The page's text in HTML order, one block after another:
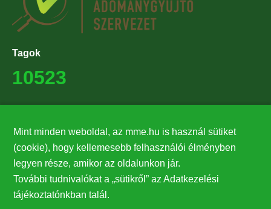
Tagok
10523
27224
Hírlevél feliratkozás
Értesüljön elsőként legfrissebb híreinkről, eseményeinkről!
Mint minden weboldal, az mme.hu is használ sütiket
(cookie), hogy kellemesebb felhasználói élményben
legyen része, amikor az oldalunkon jár.
További tudnivalókat a „sütikről” az Adatkezelési
tájékoztatónkban talál.